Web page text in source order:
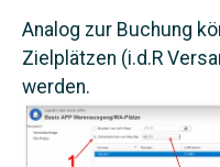
Analog zur Buchung
Zielplätzen (i.d.R
werden.